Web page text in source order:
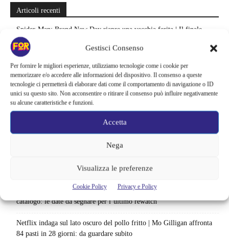
Gestisci Consenso
Per fornire le migliori esperienze, utilizziamo tecnologie come i cookie per
memorizzare e/o accedere alle informazioni del dispositivo. Il consenso a queste
tecnologie ci permetterà di elaborare dati come il comportamento di navigazione o ID
unici su questo sito. Non acconsentire o ritirare il consenso può influire negativamente
su alcune caratteristiche e funzioni.
Accetta
Nega
Visualizza le preferenze
Cookie Policy Privacy e Policy
Articoli recenti
Spider-Man: Brand New Day riapre una vecchia ferita | Il finale
alimenta una nuova teoria: il dettaglio che coinvolge i due più amati
Barbie 2 rischia di saltare | Warner Bros. ha pochi mesi per trovare un
accordo: il dubbio che divide Hollywood
La bocca del diavolo arriva su Prime Video, squali e claustrofobia nel
nuovo survival horror: una vacanza diventa una trappola
La paura dell’altezza torna al cinema | Il sequel di Fall cambia
scenario: una nuova sfida senza via di fuga
progetto è in sviluppo: cosa resta dell’esperimento
Netflix saluta 16 titoli ad agosto 2026 | 3 serie e 13 film lasciano il
catalogo: le date da segnare per l’ultimo rewatch
Netflix indaga sul lato oscuro del pollo fritto | Mo Gilligan affronta
84 pasti in 28 giorni: da guardare subito